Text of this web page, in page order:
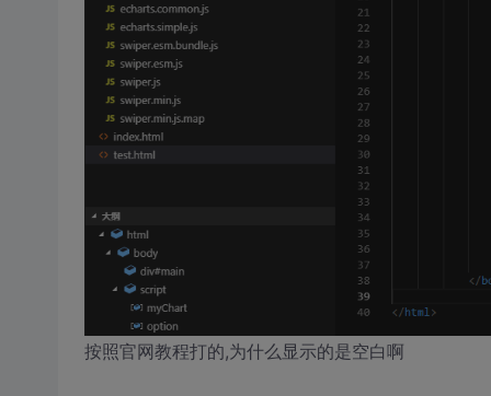
按照官网教程打的,为什么显示的是空白啊